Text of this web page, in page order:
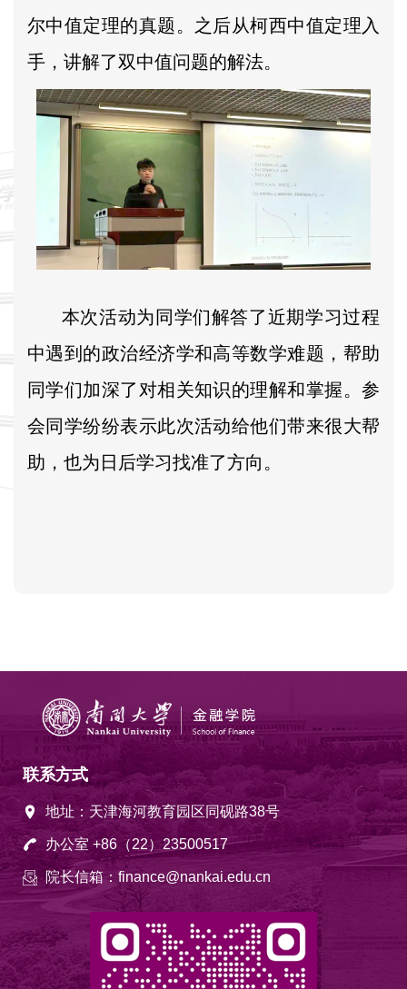
尔中值定理的真题。之后从柯西中值定理入
手，讲解了双中值问题的解法。
本次活动为同学们解答了近期学习过程
中遇到的政治经济学和高等数学难题，帮助
同学们加深了对相关知识的理解和掌握。参
会同学纷纷表示此次活动给他们带来很大帮
助，也为日后学习找准了方向。
联系方式
地址：天津海河教育园区同砚路38号
办公室 +86（22）23500517
院长信箱：finance@nankai.edu.cn